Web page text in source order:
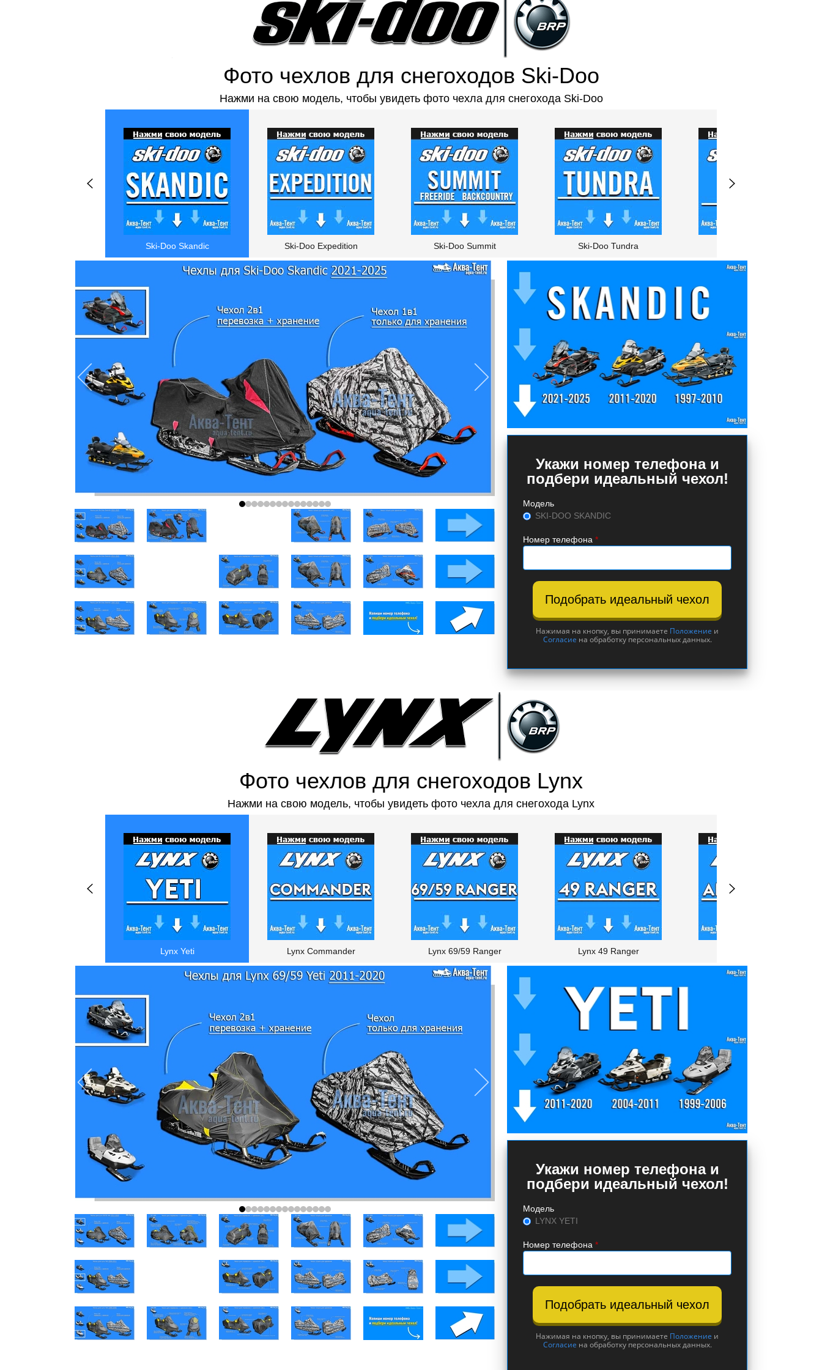
Фото чехлов для снегоходов Ski-Doo
Нажми на свою модель, чтобы увидеть фото чехла для снегохода Ski-Doo
Ski-Doo Skandic Ski-Doo Expedition Ski-Doo Summit Ski-Doo Tundra
Укажи номер телефона и
подбери идеальный чехол!
Модель
SKI-DOO SKANDIC
Номер телефона *
Подобрать идеальный чехол
Нажимая на кнопку, вы принимаете Положение и
Согласие на обработку персональных данных.
Фото чехлов для снегоходов Lynx
Нажми на свою модель, чтобы увидеть фото чехла для снегохода Lynx
Lynx Yeti Lynx Commander Lynx 69/59 Ranger Lynx 49 Ranger
Укажи номер телефона и
подбери идеальный чехол!
Модель
LYNX YETI
Номер телефона *
Подобрать идеальный чехол
Нажимая на кнопку, вы принимаете Положение и
Согласие на обработку персональных данных.